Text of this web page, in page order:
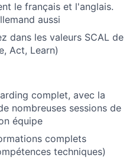
le français et l'anglais.
aussi
dans les valeurs SCAL de
Act, Learn)
complet, avec la
nombreuses sessions de
équipe
complets
techniques)